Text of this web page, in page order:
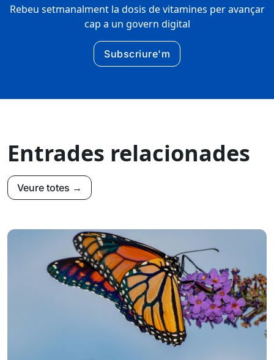
Rebeu setmanalment la dosis de vitamines per avançar
cap a un govern digital
Subscriure'm
Entrades relacionades
Veure totes →